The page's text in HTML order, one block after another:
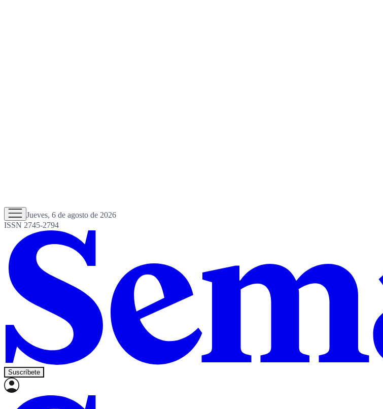
Jueves, 6 de agosto de 2026
ISSN 2745-2794
Suscríbete